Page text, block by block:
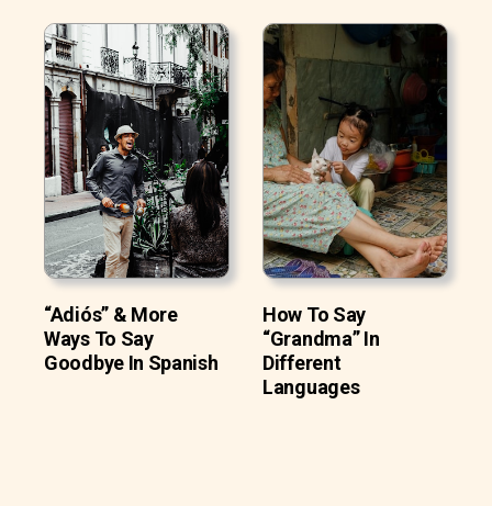
“Adiós” & More
Ways To Say
Goodbye In Spanish
How To Say
“Grandma” In
Different
Languages